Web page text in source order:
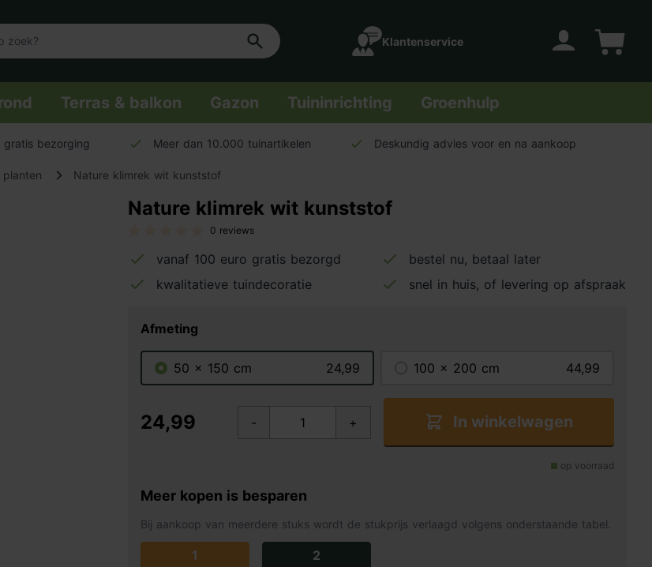
Klantenservice
Terras & balkon Gazon Tuininrichting Groenhulp
gratis bezorging Meer dan 10.000 tuinartikelen Deskundig advies voor en na aankoop
planten Nature klimrek wit kunststof
Nature klimrek wit kunststof
0 reviews
vanaf 100 euro gratis bezorgd
bestel nu, betaal later
kwalitatieve tuindecoratie
snel in huis, of levering op afspraak
Afmeting
50 x 150 cm 24,99 100 x 200 cm 44,99
24,99 - + In winkelwagen
op voorraad
Meer kopen is besparen
Bij aankoop van meerdere stuks wordt de stukprijs verlaagd volgens onderstaande tabel.
1
2